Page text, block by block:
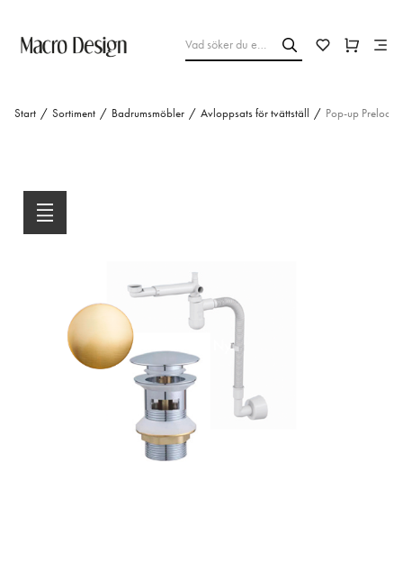
Start / Sortiment / Badrumsmöbler / Avloppsats för tvättställ / Pop-up Preloc